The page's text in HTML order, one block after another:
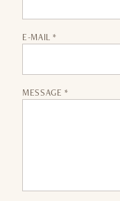
E-MAIL *
MESSAGE *